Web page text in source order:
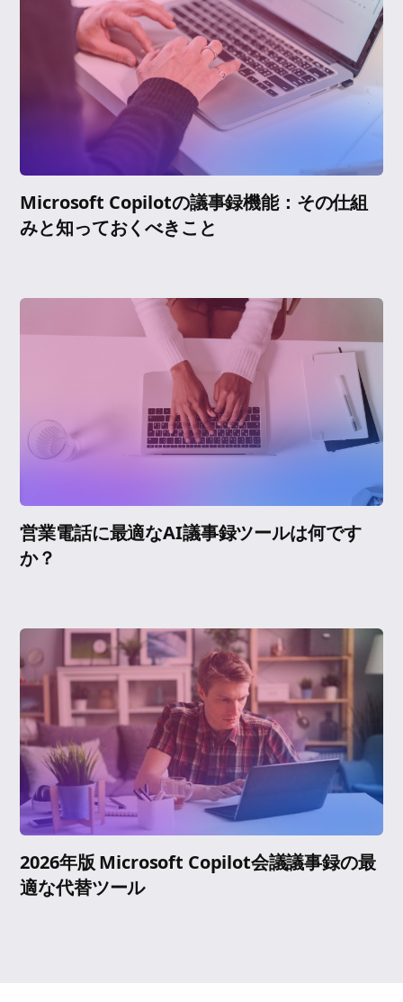
Microsoft Copilotの議事録機能：その仕組
みと知っておくべきこと
営業電話に最適なAI議事録ツールは何です
か？
2026年版 Microsoft Copilot会議議事録の最
適な代替ツール